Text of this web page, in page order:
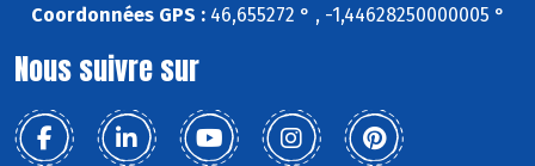
Coordonnées GPS :46,655272 ° , -1,44628250000005 °
Nous suivre sur